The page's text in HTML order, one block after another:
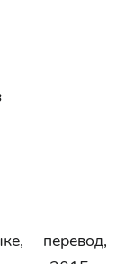
перевод,